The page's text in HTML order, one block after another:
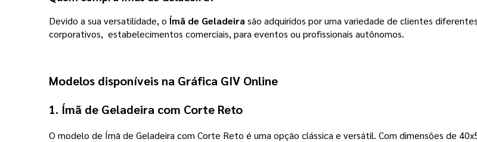
Devido a sua versatilidade, o Ímã de Geladeira são adquiridos por uma variedade de clientes
corporativos, estabelecimentos comerciais, para eventos ou profissionais autônomos.
Modelos disponíveis na Gráfica GIV Online
1. Ímã de Geladeira com Corte Reto
O modelo de Ímã de Geladeira com Corte Reto é uma opção clássica e versátil. Com dimensões de